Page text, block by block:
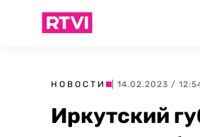
НОВОСТИ | 14.02.2023 /
Иркутский